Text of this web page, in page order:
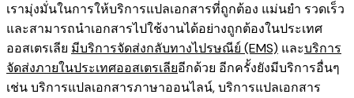
เรามุ่งมั่นในการให้บริการแปลเอกสารที่ถูกต้อง แม่นยำ รวดเร็ว
และสามารถนำเอกสารไปใช้งานได้อย่างถูกต้องในประเทศ
ออสเตรเลีย มีบริการจัดส่งกลับทางไปรษณีย์ (EMS) และบริการ
จัดส่งภายในประเทศออสเตรเลียอีกด้วย อีกครั้งยังมีบริการอื่นๆ
เช่นบริการแปลเอกสารภาษาออนไลน์,บริการแปลเอกสาร